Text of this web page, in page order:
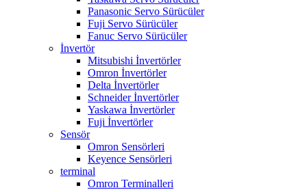
Panasonic Servo Sürücüler
Fuji Servo Sürücüler
Fanuc Servo Sürücüler
İnvertör
Mitsubishi İnvertörler
Omron İnvertörler
Delta İnvertörler
Schneider İnvertörler
Yaskawa İnvertörler
Fuji İnvertörler
Sensör
Omron Sensörleri
Keyence Sensörleri
terminal
Omron Terminalleri